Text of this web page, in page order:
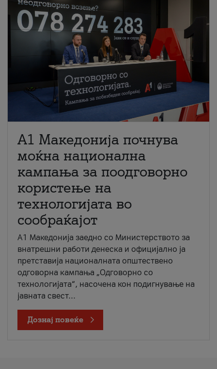
A1 Македонија почнува
моќна национална
кампања за поодговорно
користење на
технологијата во
сообраќајот
A1 Македонија заедно со Министерството за
внатрешни работи денеска и официјално ја
претставија националната општествено
одговорна кампања „Одговорно со
технологијата“, насочена кон подигнување на
јавната свест...
Дознај повеќе